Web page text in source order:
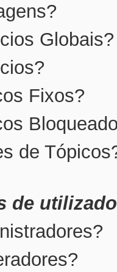
Globais?
Fixos?
de
de